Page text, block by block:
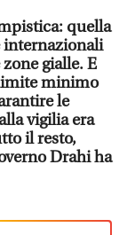
quella
internazionali
gialle. E
minimo
le
vigilia era
il resto,
Drahi ha